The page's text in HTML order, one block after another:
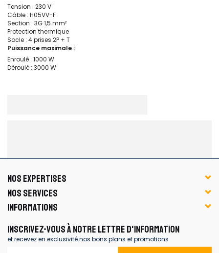
Tension : 230 V
Câble : H05VV-F
Section : 3G 1,5 mm²
Protection thermique
Socle : 4 prises 2P + T
Puissance maximale :
Enroulé : 1000 W
Déroulé : 3000 W
NOS EXPERTISES
NOS SERVICES
INFORMATIONS
INSCRIVEZ-VOUS À NOTRE LETTRE D'INFORMATION
et recevez en exclusivité nos bons plans et promotions